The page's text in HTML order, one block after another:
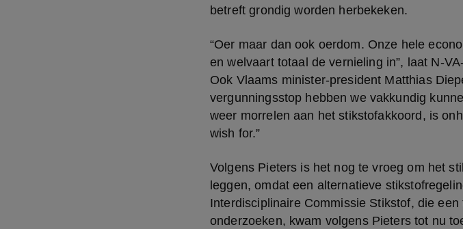
betreft grondig worden herbekeken.
“Oer maar dan ook oerdom. Onze hele
en welvaart totaal de vernieling in”, laat N-
Ook Vlaams minister-president Matthias
vergunningsstop hebben we vakkundig
weer morrelen aan het stikstofakkoord, is
wish for.”
Volgens Pieters is het nog te vroeg om het
leggen, omdat een alternatieve
Interdisciplinaire Commissie Stikstof, die
onderzoeken, kwam volgens Pieters tot nu